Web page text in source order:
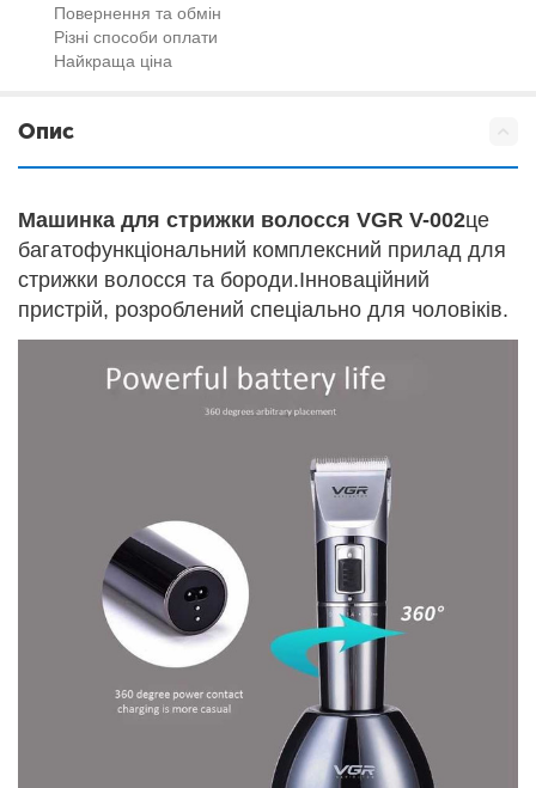
Повернення та обмін
Різні способи оплати
Найкраща ціна
Опис
Машинка для стрижки волосся VGR V-002це
багатофункціональний комплексний прилад для
стрижки волосся та бороди.Інноваційний
пристрій, розроблений спеціально для чоловіків.